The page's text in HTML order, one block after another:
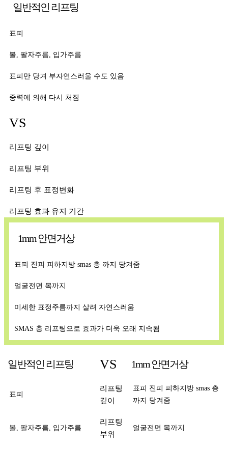
일반적인 리프팅
표피
볼, 팔자주름, 입가주름
표피만 당겨 부자연스러울 수도 있음
중력에 의해 다시 처짐
VS
리프팅 깊이
리프팅 부위
리프팅 후 표정변화
리프팅 효과 유지 기간
1mm 안면거상
표피 진피 피하지방 smas 층 까지 당겨줌
얼굴전면 목까지
미세한 표정주름까지 살려 자연스러움
SMAS 층 리프팅으로 효과가 더욱 오래 지속됨
일반적인 리프팅 VS 1mm 안면거상
표피
리프팅
깊이
표피 진피 피하지방 smas 층
까지 당겨줌
볼, 팔자주름, 입가주름
리프팅
부위
얼굴전면 목까지